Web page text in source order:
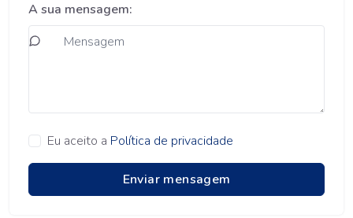
A sua mensagem:
Eu aceito a Política de privacidade
Enviar mensagem